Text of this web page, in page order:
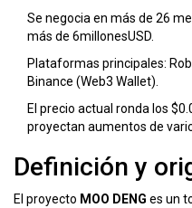
Se negocia en más de 26
más de 6millonesUSD.
Plataformas principales:
Binance (Web3 Wallet).
El precio actual ronda los
proyectan aumentos de
Definición y
El proyecto MOO DENG es un